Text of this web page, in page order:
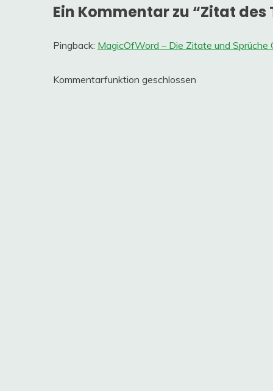
Ein Kommentar zu “Zitat des
Pingback: MagicOfWord – Die Zitate und Sprüche
Kommentarfunktion geschlossen